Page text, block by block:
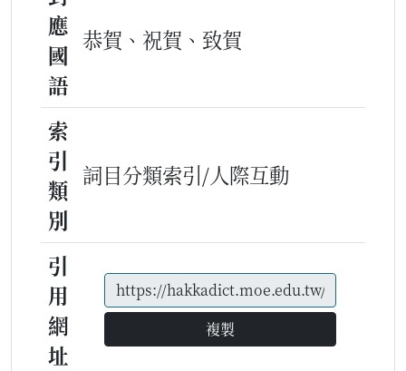
應
國
語
恭賀、祝賀、致賀
索
引
類
別
詞目分類索引/人際互動
引
用
網
址
複製